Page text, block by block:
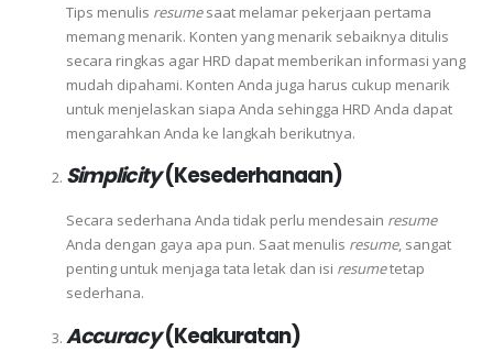
Tips menulis resumesaat melamar pekerjaan pertama
memang menarik. Konten yang menarik sebaiknya ditulis
secara ringkas agar HRD dapat memberikan informasi yang
mudah dipahami. Konten Anda juga harus cukup menarik
untuk menjelaskan siapa Anda sehingga HRD Anda dapat
mengarahkan Anda ke langkah berikutnya.
Simplicity(Kesederhanaan)
Secara sederhana Anda tidak perlu mendesain resume
Anda dengan gaya apa pun. Saat menulis resume, sangat
penting untuk menjaga tata letak dan isi resumetetap
sederhana.
Accuracy(Keakuratan)